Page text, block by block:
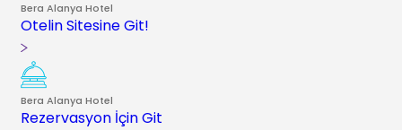
Bera Alanya Hotel
Otelin Sitesine Git!
Bera Alanya Hotel
Rezervasyon İçin Git